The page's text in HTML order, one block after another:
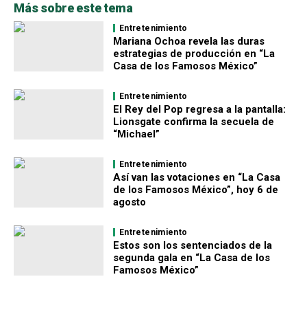
Más sobre este tema
Entretenimiento
Mariana Ochoa revela las duras
estrategias de producción en “La
Casa de los Famosos México”
Entretenimiento
El Rey del Pop regresa a la pantalla:
Lionsgate confirma la secuela de
“Michael”
Entretenimiento
Así van las votaciones en “La Casa
de los Famosos México”, hoy 6 de
agosto
Entretenimiento
Estos son los sentenciados de la
segunda gala en “La Casa de los
Famosos México”